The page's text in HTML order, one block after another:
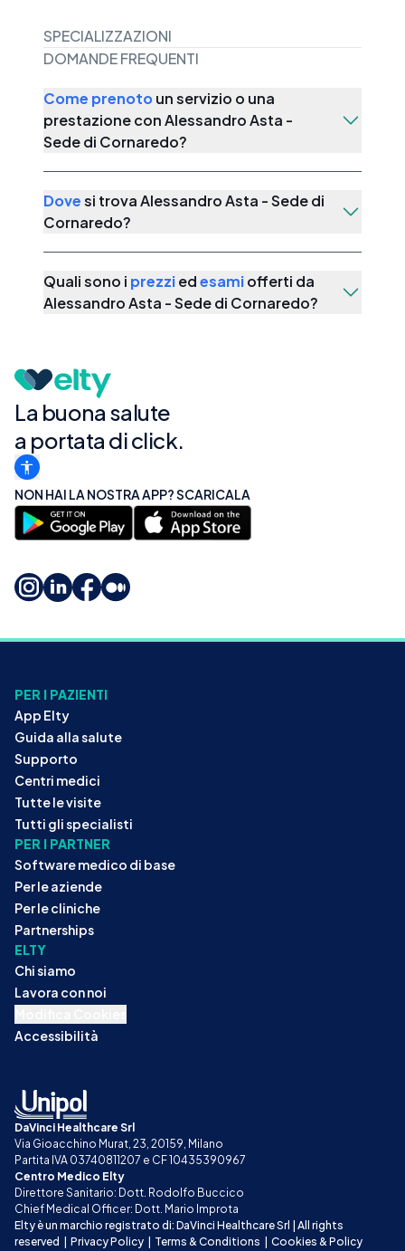
SPECIALIZZAZIONI
DOMANDE FREQUENTI
Come prenotoun servizio o una
prestazione conAlessandro Asta -
Sede di Cornaredo?
Dovesi trovaAlessandro Asta - Sede di
Cornaredo?
Quali sono i prezziedesamiofferti da
Alessandro Asta - Sede di Cornaredo?
La buona salute
a portata di click.
NON HAI LA NOSTRA APP? SCARICALA
PER I PAZIENTI
App Elty
Guida alla salute
Supporto
Centri medici
Tutte le visite
Tutti gli specialisti
PER I PARTNER
Software medico di base
Per le aziende
Per le cliniche
Partnerships
ELTY
Chi siamo
Lavora con noi
Accessibilità
DaVinci Healthcare Srl
Via Gioacchino Murat, 23, 20159, Milano
Partita IVA 03740811207 e CF 10435390967
Centro Medico Elty
Direttore Sanitario: Dott. Rodolfo Buccico
Chief Medical Officer: Dott. Mario Improta
Elty è un marchio registrato di: DaVinci Healthcare Srl | All rights
reserved
Privacy Policy Terms & Conditions Cookies & Policy